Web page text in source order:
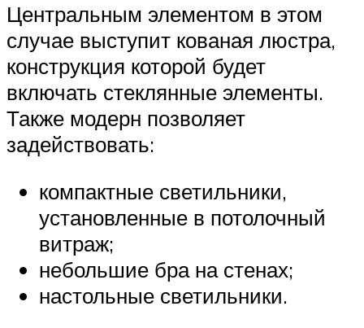
Центральным элементом в этом
случае выступит кованая люстра,
конструкция которой будет
включать стеклянные элементы.
Также модерн позволяет
задействовать:
компактные светильники,
установленные в потолочный
витраж;
небольшие бра на стенах;
настольные светильники.